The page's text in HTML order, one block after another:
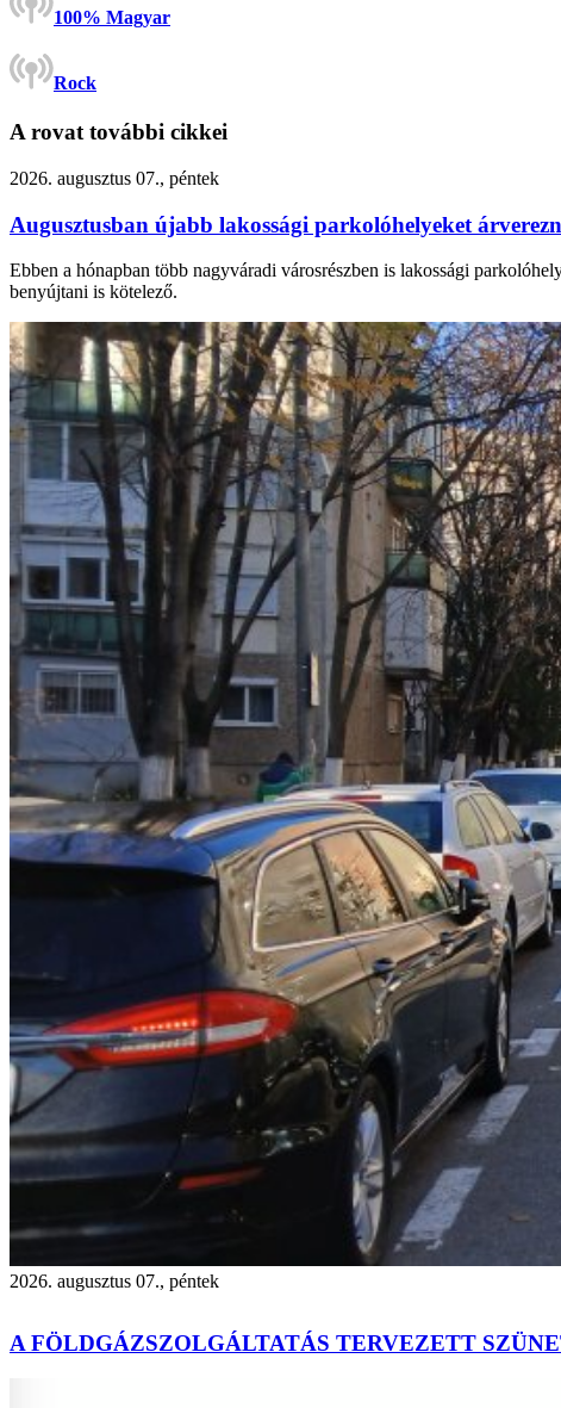
100% Magyar
Rock
A rovat további cikkei
2026. augusztus 07., péntek
Augusztusban újabb lakossági parkolóhelyeket
Ebben a hónapban több nagyváradi városrészben is lakossági
benyújtani is kötelező.
2026. augusztus 07., péntek
A FÖLDGÁZSZOLGÁLTATÁS TERVEZETT